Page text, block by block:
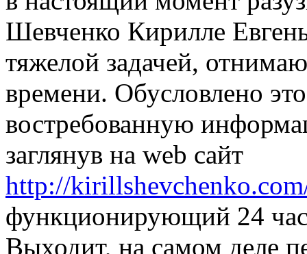
Шевченко Кирилле
тяжелой задачей,
времени. Обусловлено
востребованную
заглянув на web сайт
http://
функционирующий 24
Выходит, на самом деле